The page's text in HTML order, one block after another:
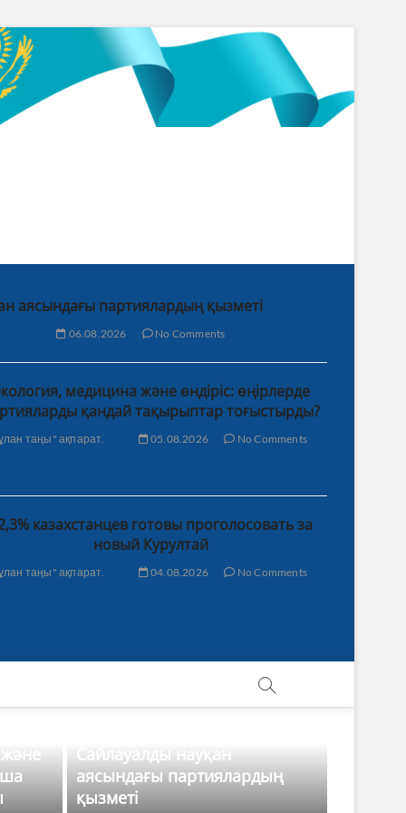
аясындағы партиялардың қызметі
06.08.2026 No Comments
медицина және өндіріс: өңірлерде
қандай тақырыптар тоғыстырды?
таңы" ақпарат. 05.08.2026 No Comments
казахстанцев готовы проголосовать за
новый Курултай
таңы" ақпарат. 04.08.2026 No Comments
Сайлауалды науқан
аясындағы партиялардың
қызметі